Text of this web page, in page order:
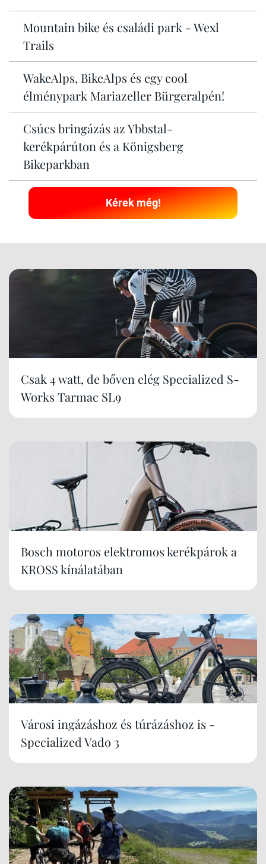
Mountain bike és családi park - Wexl
Trails
WakeAlps, BikeAlps és egy cool
élménypark Mariazeller Bürgeralpén!
Csúcs bringázás az Ybbstal-
kerékpárúton és a Königsberg
Bikeparkban
Kérek még!
Csak 4 watt, de bőven elég Specialized S-
Works Tarmac SL9
Bosch motoros elektromos kerékpárok a
KROSS kínálatában
Városi ingázáshoz és túrázáshoz is -
Specialized Vado 3